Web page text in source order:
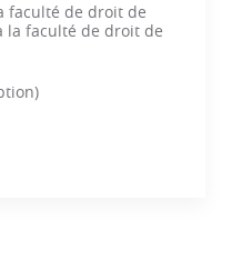
faculté de droit de
la faculté de droit de